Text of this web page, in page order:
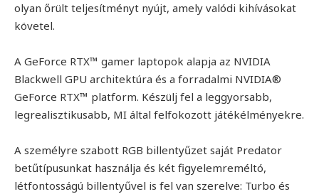
olyan őrült teljesítményt nyújt, amely valódi kihívásokat
követel.
A GeForce RTX™ gamer laptopok alapja az NVIDIA
Blackwell GPU architektúra és a forradalmi NVIDIA®
GeForce RTX™ platform. Készülj fel a leggyorsabb,
legrealisztikusabb, MI által felfokozott játékélményekre.
A személyre szabott RGB billentyűzet saját Predator
betűtípusunkat használja és két figyelemreméltó,
létfontosságú billentyűvel is fel van szerelve: Turbo és